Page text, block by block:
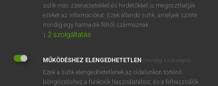
subclavian
sub-commission
subcommittee
sütik más szervezetekkel és hirdetőkkel is megoszthatják
ezeket az információkat. Ezek állandó sütik, amelyek szinte
mindig egy harmadik féltől származnak.
↓ 2 szolgáltatás
MŰKÖDÉSHEZ ELENGEDHETETLEN (mindig szükséges)
Ezek a sütik elengedhetetlenek az oldalunkon történő
böngészéshez,a funkciók használatához, és a felhasználók